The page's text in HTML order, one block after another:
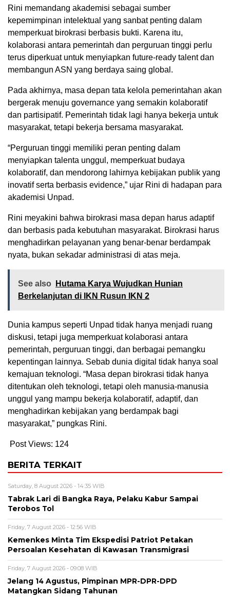
Rini memandang akademisi sebagai sumber
kepemimpinan intelektual yang sanbat penting dalam
memperkuat birokrasi berbasis bukti. Karena itu,
kolaborasi antara pemerintah dan perguruan tinggi perlu
terus diperkuat untuk menyiapkan future-ready talent dan
membangun ASN yang berdaya saing global.
Pada akhirnya, masa depan tata kelola pemerintahan akan
bergerak menuju governance yang semakin kolaboratif
dan partisipatif. Pemerintah tidak lagi hanya bekerja untuk
masyarakat, tetapi bekerja bersama masyarakat.
“Perguruan tinggi memiliki peran penting dalam
menyiapkan talenta unggul, memperkuat budaya
kolaboratif, dan mendorong lahirnya kebijakan publik yang
inovatif serta berbasis evidence,” ujar Rini di hadapan para
akademisi Unpad.
Rini meyakini bahwa birokrasi masa depan harus adaptif
dan berbasis pada kebutuhan masyarakat. Birokrasi harus
menghadirkan pelayanan yang benar-benar berdampak
nyata, bukan sekadar administrasi di atas meja.
See also
Hutama Karya Wujudkan Hunian
Berkelanjutan di IKN Rusun IKN 2
Dunia kampus seperti Unpad tidak hanya menjadi ruang
diskusi, tetapi juga memperkuat kolaborasi antara
pemerintah, perguruan tinggi, dan berbagai pemangku
kepentingan lainnya. Sebab dunia digital tidak hanya soal
kemajuan teknologi. “Masa depan birokrasi tidak hanya
ditentukan oleh teknologi, tetapi oleh manusia-manusia
unggul yang mampu bekerja kolaboratif, adaptif, dan
menghadirkan kebijakan yang berdampak bagi
masyarakat,” pungkas Rini.
Post Views: 124
BERITA TERKAIT
Saturday, 8 August 2026 - 14:35 WIB
Tabrak Lari di Bangka Raya, Pelaku Kabur Sampai
Terobos Tol
Friday, 7 August 2026 - 12:56 WIB
Kemenkes Minta Tim Ekspedisi Patriot Petakan
Persoalan Kesehatan di Kawasan Transmigrasi
Friday, 7 August 2026 - 09:08 WIB
Jelang 14 Agustus, Pimpinan MPR-DPR-DPD
Matangkan Sidang Tahunan